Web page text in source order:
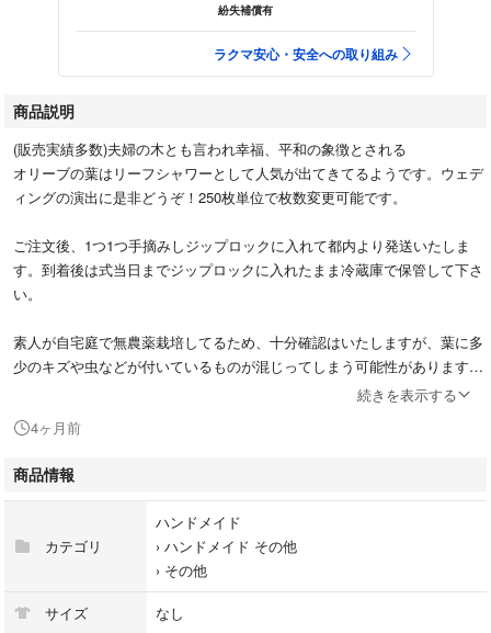
紛失補償有
ラクマ安心・安全への取り組み
商品説明
(販売実績多数)夫婦の木とも言われ幸福、平和の象徴とされる
オリーブの葉はリーフシャワーとして人気が出てきてるようです。ウェデ
ィングの演出に是非どうぞ！250枚単位で枚数変更可能です。
ご注文後、1つ1つ手摘みしジップロックに入れて都内より発送いたしま
す。到着後は式当日までジップロックに入れたまま冷蔵庫で保管して下さ
い。
素人が自宅庭で無農薬栽培してるため、十分確認はいたしますが、葉に多
少のキズや虫などが付いているものが混じってしまう可能性があります。
1ー２日での発送に努めますが、収穫時の天候により発送にもう1日かかる
場合もあります。ジップロック冷蔵庫野菜室等の保管で3週間程保存でき
ます。余裕を持って到着希望日の1週間前までにご購入いただきますよう
生き物ですので、輸送中の多少の葉のしおれや、多少の葉色の変化などが
生じてしまう可能性もございます。予めご了承下さい。
続きを表示する
4ヶ月前
商品情報
カテゴリ
ハンドメイド
› ハンドメイド その他
› その他
サイズ なし